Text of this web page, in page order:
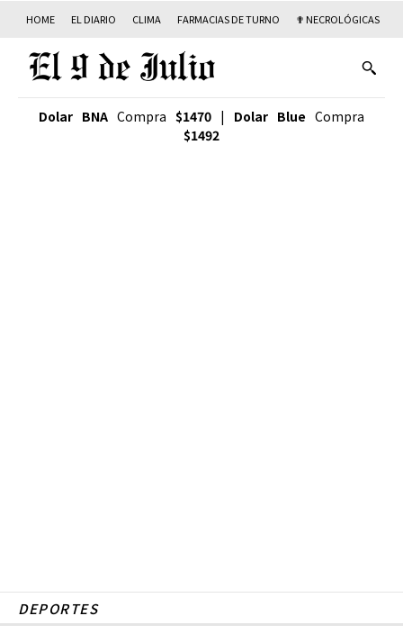
HOME EL DIARIO CLIMA FARMACIAS DE TURNO ✟ NECROLÓGICAS
Dolar BNA Compra $1470 | Dolar Blue Compra
$1492
DEPORTES